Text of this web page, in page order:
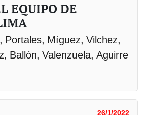
EQUIPO DE
Portales, Míguez, Vilchez,
Ballón, Valenzuela, Aguirre
26/1/2022